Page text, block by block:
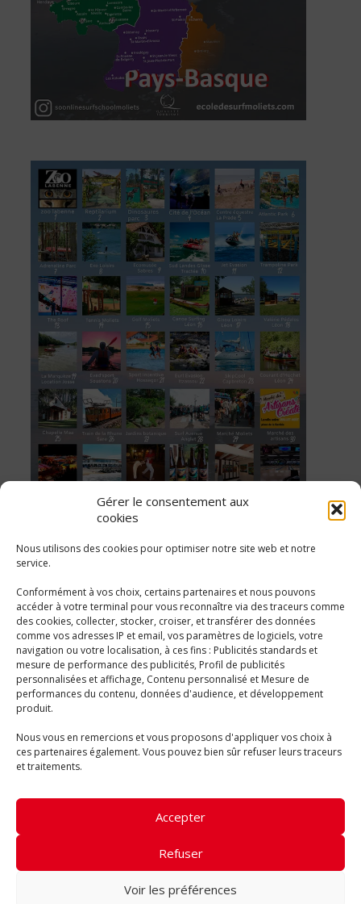
Gérer le consentement aux
cookies
Nous utilisons des cookies pour optimiser notre site web et notre
service.
Conformément à vos choix, certains partenaires et nous pouvons
accéder à votre terminal pour vous reconnaître via des traceurs comme
des cookies, collecter, stocker, croiser, et transférer des données
comme vos adresses IP et email, vos paramètres de logiciels, votre
navigation ou votre localisation, à ces fins : Publicités standards et
mesure de performance des publicités, Profil de publicités
personnalisées et affichage, Contenu personnalisé et Mesure de
performances du contenu, données d'audience, et développement
produit.
Nous vous en remercions et vous proposons d'appliquer vos choix à
ces partenaires également. Vous pouvez bien sûr refuser leurs traceurs
et traitements.
Accepter
Refuser
Voir les préférences
École de surf Moliets SOONLINE Surf & Skate
Ouvert d’avril à novembre
6 Impasse de la Dune
40660 Moliets-et-Maa
+33 (0)5 58 47 16 11
ecoledesurfetskate@gmail.com
Règlement intérieur
Conditions Générales
Mentions Légales & Confidentialité
Jerôme Chobeaux,Théo Cheval